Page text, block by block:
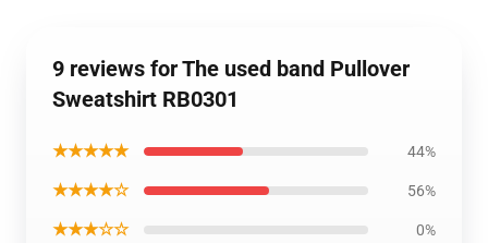
9 reviews for The used band Pullover
Sweatshirt RB0301
★★★★★ 44%
★★★★☆ 56%
★★★☆☆ 0%